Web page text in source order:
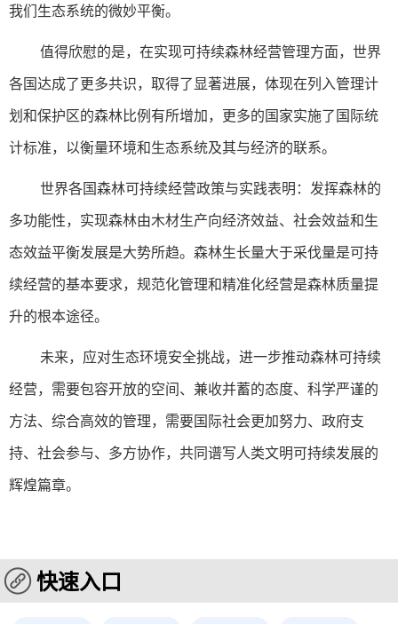
我们生态系统的微妙平衡。
值得欣慰的是，在实现可持续森林经营管理方面，世界
各国达成了更多共识，取得了显著进展，体现在列入管理计
划和保护区的森林比例有所增加，更多的国家实施了国际统
计标准，以衡量环境和生态系统及其与经济的联系。
世界各国森林可持续经营政策与实践表明：发挥森林的
多功能性，实现森林由木材生产向经济效益、社会效益和生
态效益平衡发展是大势所趋。森林生长量大于采伐量是可持
续经营的基本要求，规范化管理和精准化经营是森林质量提
升的根本途径。
未来，应对生态环境安全挑战，进一步推动森林可持续
经营，需要包容开放的空间、兼收并蓄的态度、科学严谨的
方法、综合高效的管理，需要国际社会更加努力、政府支
持、社会参与、多方协作，共同谱写人类文明可持续发展的
辉煌篇章。
快速入口